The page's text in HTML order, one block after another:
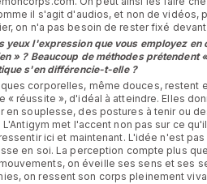
il s'agit d'audios, et non de vidéos,
on n'a pas besoin de rester fixé devant
yeux l'expression que vous employez en
» ? Beaucoup de méthodes prétendent
s'en différencie-t-elle ?
corporelles, même douces, restent
« réussite », d'idéal à atteindre. Elles
en souplesse, des postures à tenir ou
met l'accent non pas sur ce
ici et maintenant. L'idée n'est
en soi. La perception compte plus
on éveille ses sens et ses
on ressent son corps pleinement